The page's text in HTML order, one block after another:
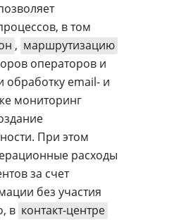
в том
, маршрутизацию
операторов и
обработку email- и
мониторинг
При этом
расходы
за счет
без участия
в контакт-центре